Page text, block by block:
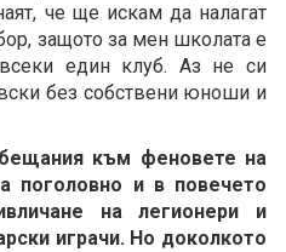
че ще искам да налагат
защото за мен школата е
един клуб. Аз не си
без собствени юноши и
към феновете на
поголовно и в повечето
на легионери и
играчи. Но доколкото